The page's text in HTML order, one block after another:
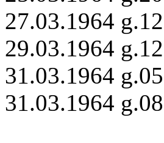
27.03.1964
29.03.1964
31.03.1964
31.03.1964